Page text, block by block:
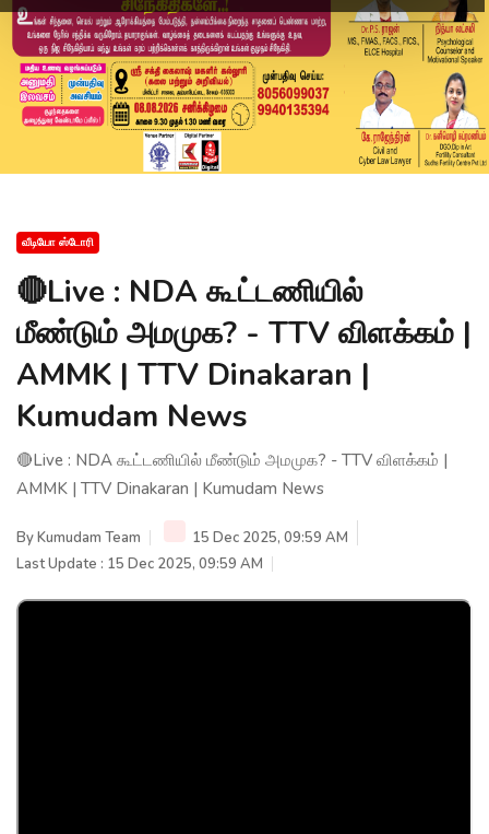
வீடியோ ஸ்டோரி
🔴Live : NDA கூட்டணியில்
மீண்டும் அமமுக? - TTV விளக்கம் |
AMMK | TTV Dinakaran |
Kumudam News
🔴Live : NDA கூட்டணியில் மீண்டும் அமமுக? - TTV விளக்கம் |
AMMK | TTV Dinakaran | Kumudam News
ByKumudam Team
15 Dec 2025, 09:59 AM
Last Update : 15 Dec 2025, 09:59 AM